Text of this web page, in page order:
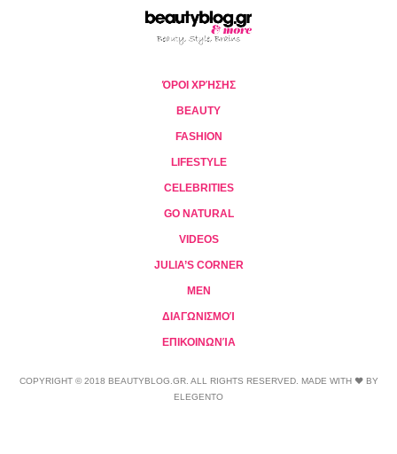
ΌΡΟΙ ΧΡΉΣΗΣ
BEAUTY
FASHION
LIFESTYLE
CELEBRITIES
GO NATURAL
VIDEOS
JULIA’S CORNER
MEN
ΔΙΑΓΩΝΙΣΜΟΊ
ΕΠΙΚΟΙΝΩΝΊΑ
COPYRIGHT © 2018 BEAUTYBLOG.GR. ALL RIGHTS RESERVED. MADE WITH ❤ BY
ELEGENTO